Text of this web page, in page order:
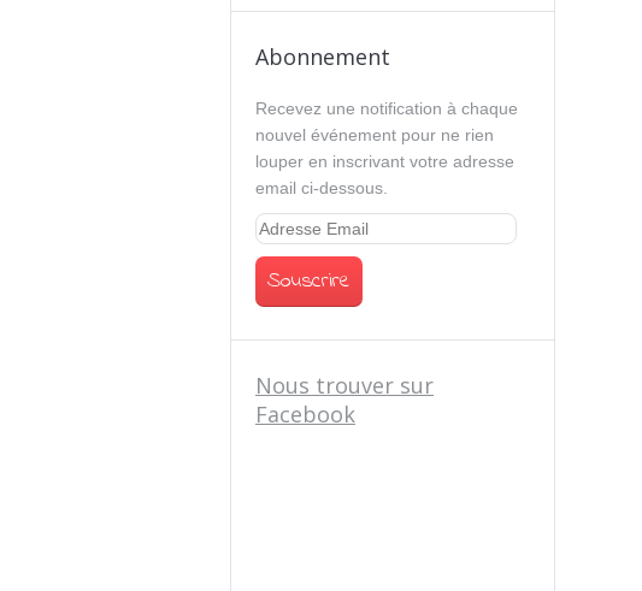
Abonnement
Recevez une notification à chaque
nouvel événement pour ne rien
louper en inscrivant votre adresse
email ci-dessous.
Nous trouver sur
Facebook